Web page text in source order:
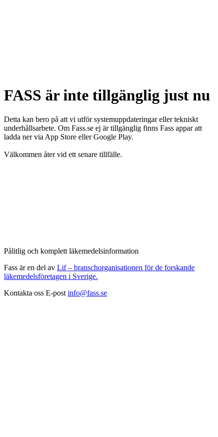
FASS är inte tillgänglig just nu
Detta kan bero på att vi utför systemuppdateringar eller tekniskt
underhållsarbete. Om Fass.se ej är tillgänglig finns Fass appar att
ladda ner via App Store eller Google Play.
Välkommen åter vid ett senare tillfälle.
Pålitlig och komplett läkemedelsinformation
Fass är en del av Lif – branschorganisationen för de forskande
läkemedelsföretagen i Sverige.
Kontakta oss E-post info@fass.se